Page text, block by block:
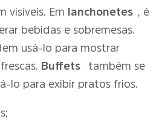
visíveis. Em
lanchonetes , é
bebidas e sobremesas.
usá-lo para mostrar
Buffets
também se
lo para exibir pratos frios.